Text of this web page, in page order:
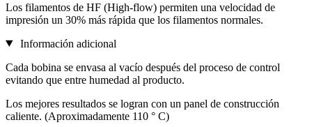
Los filamentos de HF (High-flow) permiten una velocidad de
impresión un 30% más rápida que los filamentos normales.
Información adicional
Cada bobina se envasa al vacío después del proceso de control
evitando que entre humedad al producto.
Los mejores resultados se logran con un panel de construcción
caliente. (Aproximadamente 110 ° C)